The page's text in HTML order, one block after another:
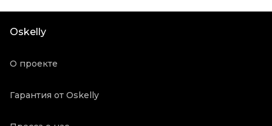
Состояние товара
Oskelly
О проекте
Гарантия от Oskelly